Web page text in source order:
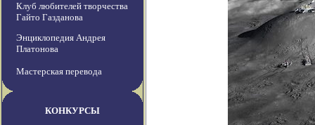
Клуб любителей творчества
Гайто Газданова
Энциклопедия Андрея
Платонова
Мастерская перевода
КОНКУРСЫ